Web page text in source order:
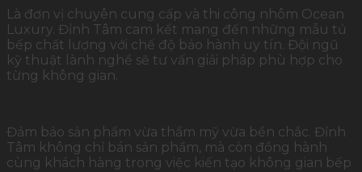
Là đơn vị chuyên cung cấp và thi công nhôm Ocean
Luxury. Đỉnh Tâm cam kết mang đến những mẫu tủ
bếp chất lượng với chế độ bảo hành uy tín. Đội ngũ
kỹ thuật lành nghề sẽ tư vấn giải pháp phù hợp cho
từng không gian.
Đảm bảo sản phẩm vừa thẩm mỹ vừa bền chắc. Đỉnh
Tâm không chỉ bán sản phẩm, mà còn đồng hành
cùng khách hàng trong việc kiến tạo không gian bếp